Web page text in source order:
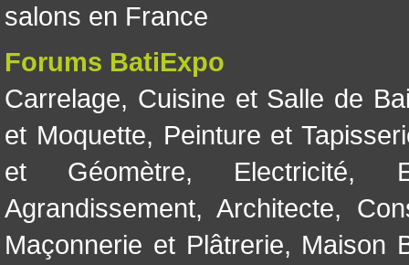
salons en France
Forums BatiExpo
Carrelage, Cuisine et Salle de
et Moquette, Peinture et
et Géomètre, Electricité,
Agrandissement, Architecte,
Maçonnerie et Plâtrerie, Maison